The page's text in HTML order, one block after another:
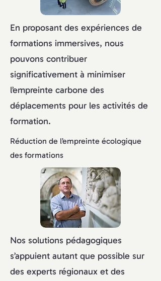
En proposant des expériences de
formations immersives, nous
pouvons contribuer
significativement à minimiser
l’empreinte carbone des
déplacements pour les activités de
formation.
Réduction de l’empreinte écologique
des formations
Nos solutions pédagogiques
s’appuient autant que possible sur
des experts régionaux et des